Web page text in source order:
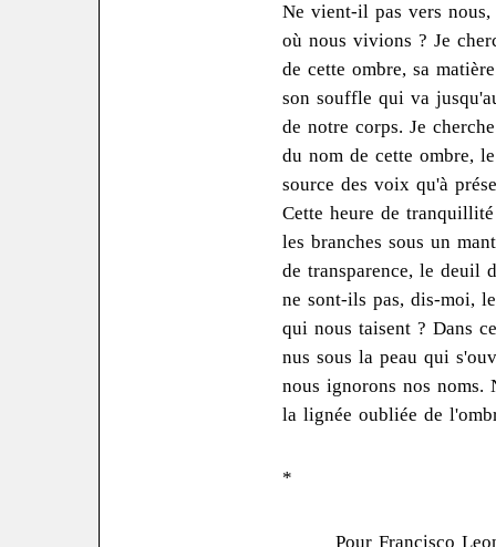
Ne vient-il pas vers
où nous vivions ? Je
de cette ombre, sa
son souffle qui va
de notre corps. Je
du nom de cette ombre,
source des voix qu'à
Cette heure de
les branches sous un
de transparence, le deuil
ne sont-ils pas, dis-moi,
qui nous taisent ? Dans
nus sous la peau qui
nous ignorons nos noms.
la lignée oubliée de
*
Pour Francisco